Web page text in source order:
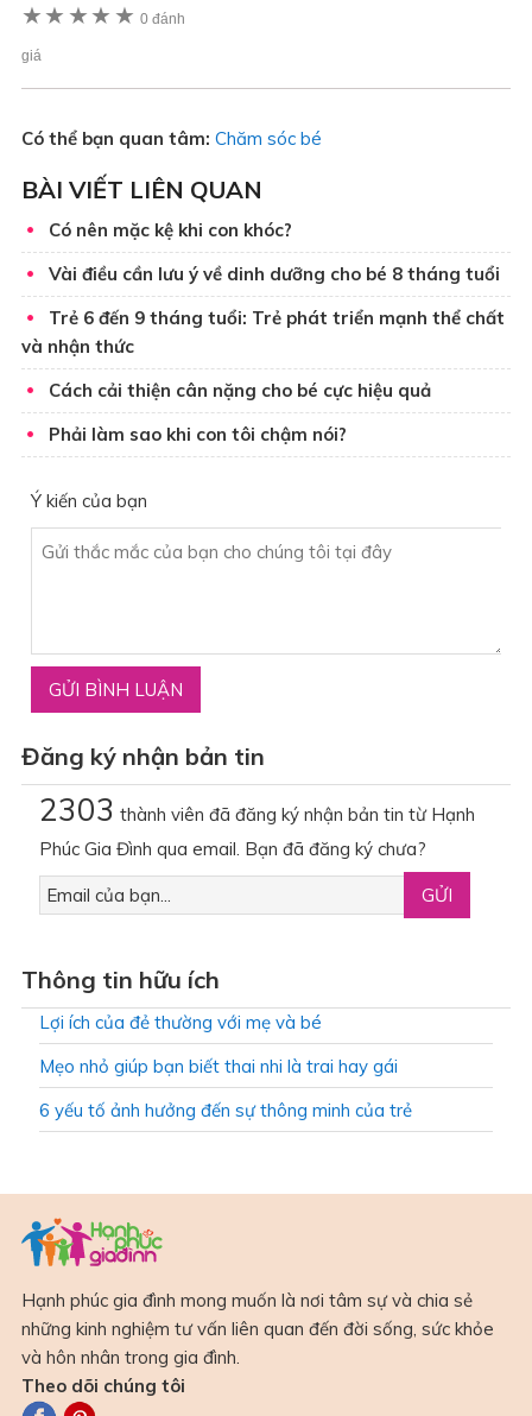
★ ★ ★ ★ ★ 0 đánh
giá
Có thể bạn quan tâm: Chăm sóc bé
BÀI VIẾT LIÊN QUAN
Có nên mặc kệ khi con khóc?
Vài điều cần lưu ý về dinh dưỡng cho bé 8 tháng tuổi
Trẻ 6 đến 9 tháng tuổi: Trẻ phát triển mạnh thể chất
và nhận thức
Cách cải thiện cân nặng cho bé cực hiệu quả
Phải làm sao khi con tôi chậm nói?
Ý kiến của bạn
Đăng ký nhận bản tin
2303 thành viên đã đăng ký nhận bản tin từ Hạnh
Phúc Gia Đình qua email. Bạn đã đăng ký chưa?
Thông tin hữu ích
Lợi ích của đẻ thường với mẹ và bé
Mẹo nhỏ giúp bạn biết thai nhi là trai hay gái
6 yếu tố ảnh hưởng đến sự thông minh của trẻ
Hạnh phúc gia đình mong muốn là nơi tâm sự và chia sẻ
những kinh nghiệm tư vấn liên quan đến đời sống, sức khỏe
và hôn nhân trong gia đình.
Theo dõi chúng tôi